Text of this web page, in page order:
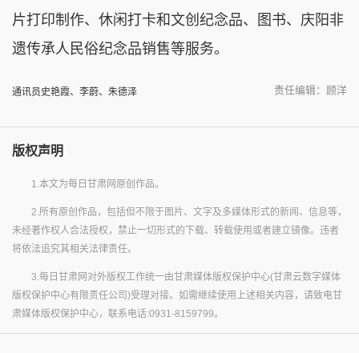
片打印制作、休闲打卡和文创纪念品、图书、庆阳非
遗传承人民俗纪念品销售等服务。
通讯员史艳霞、李蔚、朱德泽 责任编辑：顾洋
版权声明
1.本文为每日甘肃网原创作品。
2.所有原创作品，包括但不限于图片、文字及多媒体形式的新闻、信息等，
未经著作权人合法授权，禁止一切形式的下载、转载使用或者建立镜像。违者
将依法追究其相关法律责任。
3.每日甘肃网对外版权工作统一由甘肃媒体版权保护中心(甘肃云数字媒体
版权保护中心有限责任公司)受理对接。如需继续使用上述相关内容，请致电甘
肃媒体版权保护中心，联系电话:0931-8159799。